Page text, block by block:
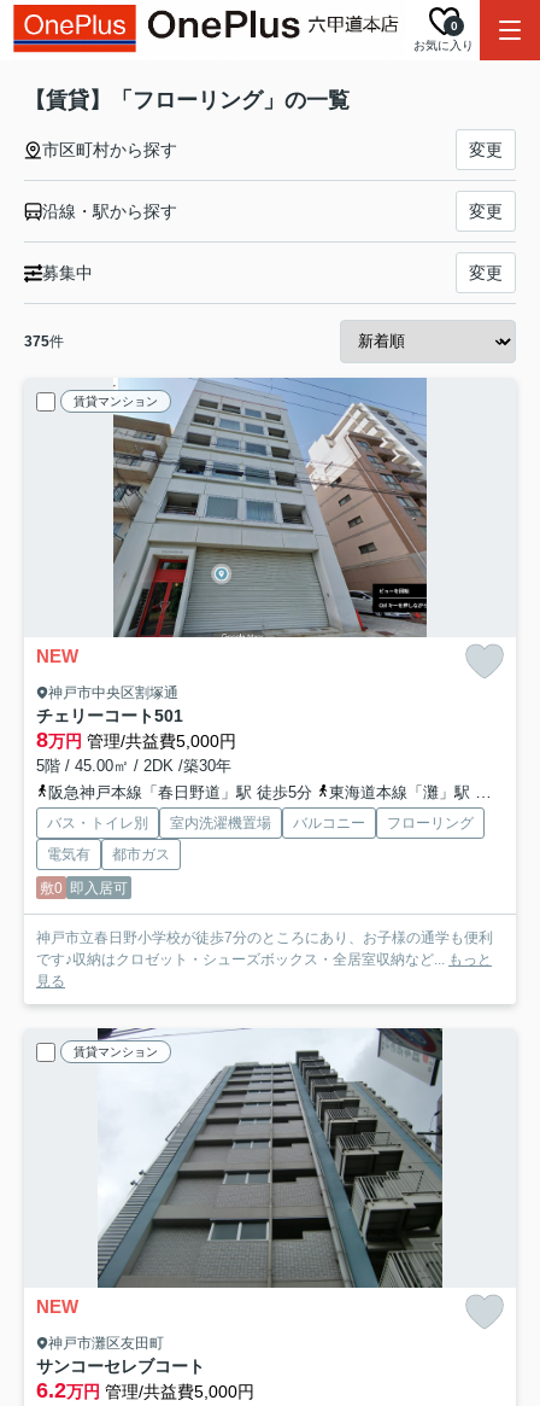
お気に入り
0
【賃貸】「フローリング」の一覧
市区町村から探す 変更
沿線・駅から探す 変更
募集中 変更
375件
賃貸マンション
NEW
神戸市中央区割塚通
チェリーコート501
8万円 管理/共益費5,000円
5階 / 45.00㎡ / 2DK /築30年
阪急神戸本線「春日野道」駅 徒歩5分
東海道本線「灘」駅 徒歩7分
バス・トイレ別 室内洗濯機置場 バルコニー
フローリング
電気有
都市ガス
敷0 即入居可
神戸市立春日野小学校が徒歩7分のところにあり、お子様の通学も便利
です♪収納はクロゼット・シューズボックス・全居室収納など... もっと
見る
賃貸マンション
NEW
神戸市灘区友田町
サンコーセレブコート
6.2万円 管理/共益費5,000円